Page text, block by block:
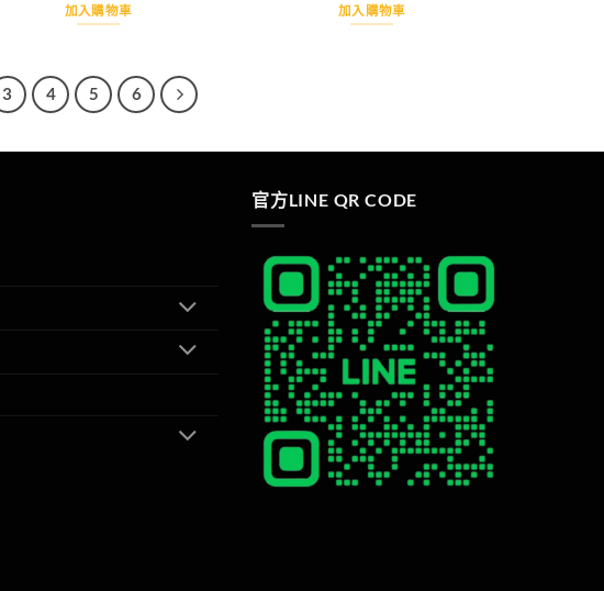
加入購物車 加入購物車
3 4 5 6
官方LINE QR CODE